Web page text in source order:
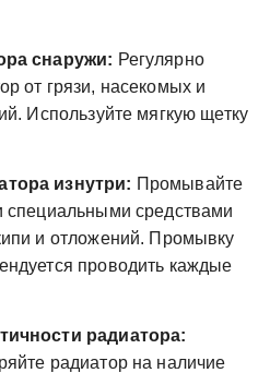
снаружи: Регулярно
от грязи, насекомых и
Используйте мягкую щетку
изнутри: Промывайте
специальными средствами
и отложений. Промывку
проводить каждые
радиатора:
радиатор на наличие